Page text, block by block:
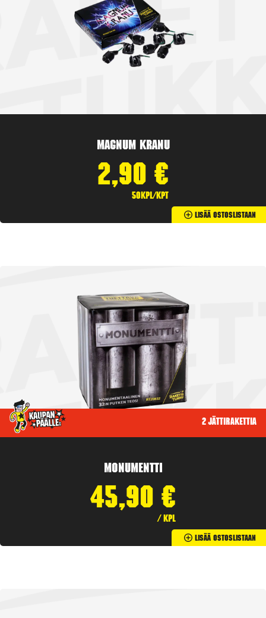
Magnum Kranu
2,90 €
50kpl/kpt
Lisää Ostoslistaan
2 jättirakettia
Monumentti
45,90 €
/ kpl
Lisää Ostoslistaan